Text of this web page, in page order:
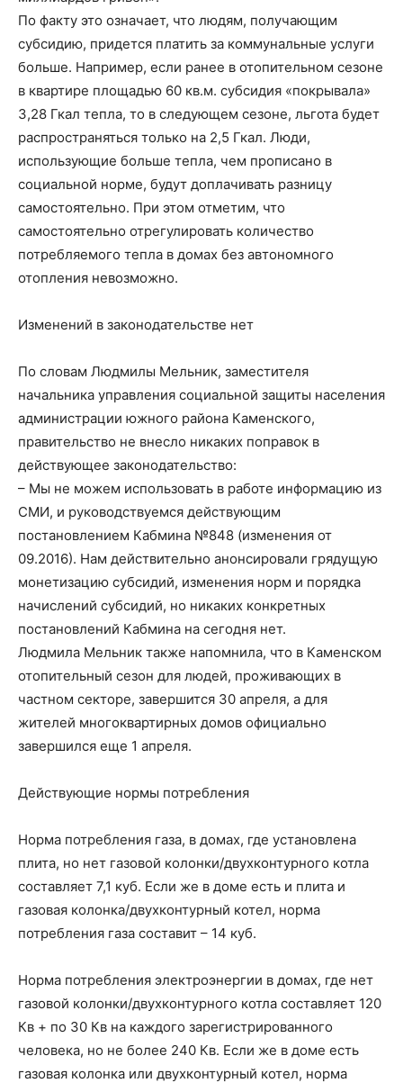
По факту это означает, что людям, получающим
субсидию, придется платить за коммунальные услуги
больше. Например, если ранее в отопительном сезоне
в квартире площадью 60 кв.м. субсидия «покрывала»
3,28 Гкал тепла, то в следующем сезоне, льгота будет
распространяться только на 2,5 Гкал. Люди,
использующие больше тепла, чем прописано в
социальной норме, будут доплачивать разницу
самостоятельно. При этом отметим, что
самостоятельно отрегулировать количество
потребляемого тепла в домах без автономного
отопления невозможно.
Изменений в законодательстве нет
По словам Людмилы Мельник, заместителя
начальника управления социальной защиты населения
администрации южного района Каменского,
правительство не внесло никаких поправок в
действующее законодательство:
– Мы не можем использовать в работе информацию из
СМИ, и руководствуемся действующим
постановлением Кабмина №848 (изменения от
09.2016). Нам действительно анонсировали грядущую
монетизацию субсидий, изменения норм и порядка
начислений субсидий, но никаких конкретных
постановлений Кабмина на сегодня нет.
Людмила Мельник также напомнила, что в Каменском
отопительный сезон для людей, проживающих в
частном секторе, завершится 30 апреля, а для
жителей многоквартирных домов официально
завершился еще 1 апреля.
Действующие нормы потребления
Норма потребления газа, в домах, где установлена
плита, но нет газовой колонки/двухконтурного котла
составляет 7,1 куб. Если же в доме есть и плита и
газовая колонка/двухконтурный котел, норма
потребления газа составит – 14 куб.
Норма потребления электроэнергии в домах, где нет
газовой колонки/двухконтурного котла составляет 120
Кв + по 30 Кв на каждого зарегистрированного
человека, но не более 240 Кв. Если же в доме есть
газовая колонка или двухконтурный котел, норма